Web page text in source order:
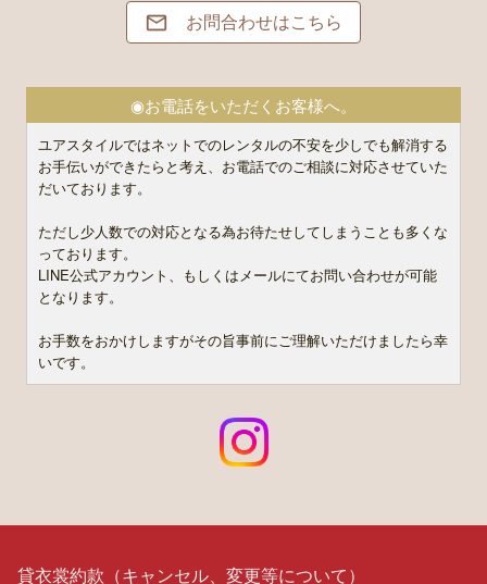
 お問合わせはこちら
◉お電話をいただくお客様へ。
ユアスタイルではネットでのレンタルの不安を少しでも解消する
お手伝いができたらと考え、お電話でのご相談に対応させていた
だいております。
ただし少人数での対応となる為お待たせしてしまうことも多くな
っております。
LINE公式アカウント、もしくはメールにてお問い合わせが可能
となります。
お手数をおかけしますがその旨事前にご理解いただけましたら幸
いです。
貸衣裳約款（キャンセル、変更等について）